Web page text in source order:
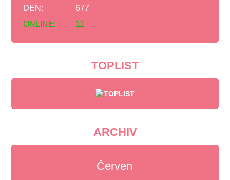
ONLINE: 11
DEN:
677
TOPLIST
ARCHIV
Červen